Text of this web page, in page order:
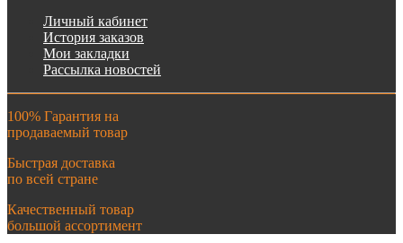
Личный кабинет
История заказов
Мои закладки
Рассылка новостей
100% Гарантия на
продаваемый товар
Быстрая доставка
по всей стране
Качественный товар
большой ассортимент